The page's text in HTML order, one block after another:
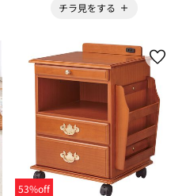
チラ見をする
53%off